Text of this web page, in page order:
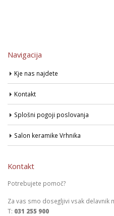
Navigacija
Kje nas najdete
Kontakt
Splošni pogoji poslovanja
Salon keramike Vrhnika
Kontakt
Potrebujete pomoč?
Za vas smo dosegljivi vsak delavnik
T: 031 255 900